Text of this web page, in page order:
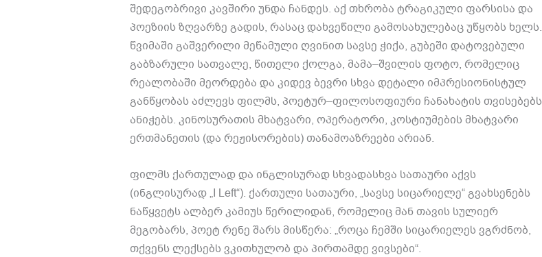
შედეგობრივი კავშირი უნდა ჩანდეს. აქ თხრობა ტრაგიკული ფარსისა და
პოეზიის ზღვარზე გადის, რასაც დახვეწილი გამოსახულებაც უწყობს ხელს.
წვიმაში გაშვერილი მეწამული ღვინით სავსე ჭიქა, გუბეში დატოვებული
გაბზარული სათვალე, წითელი ქოლგა, მამა–შვილის ფოტო, რომელიც
რეალობაში მეორდება და კიდევ ბევრი სხვა დეტალი იმპრესიონისტულ
განწყობას აძლევს ფილმს, პოეტურ–ფილოსოფიური ჩანახატის თვისებებს
ანიჭებს. კინოსურათის მხატვარი, ოპერატორი, კოსტიუმების მხატვარი
ერთმანეთის (და რეჟისორების)თანამოაზრეები არიან.
ფილმს ქართულად და ინგლისურად სხვადასხვა სათაური აქვს
(ინგლისურად„I Left“). ქართული სათაური, „სავსე სიცარიელე“გვახსენებს
ნაწყვეტს ალბერ კამიუს წერილიდან, რომელიც მან თავის სულიერ
მეგობარს, პოეტ რენე შარს მისწერა: „როცა ჩემში სიცარიელეს ვგრძნობ,
თქვენს ლექსებს ვკითხულობ და პირთამდე ვივსები“.